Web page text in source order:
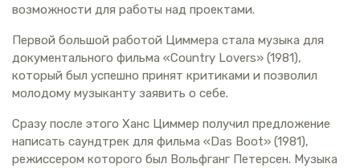
возможности для работы над проектами.
Первой большой работой Циммера стала музыка для
документального фильма «Country Lovers» (1981),
который был успешно принят критиками и позволил
молодому музыканту заявить о себе.
Сразу после этого Ханс Циммер получил предложение
написать саундтрек для фильма «Das Boot» (1981),
режиссером которого был Вольфганг Петерсен. Музыка